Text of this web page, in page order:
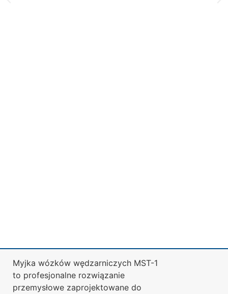
Myjka wózków wędzarniczych MST-1
to profesjonalne rozwiązanie
przemysłowe zaprojektowane do